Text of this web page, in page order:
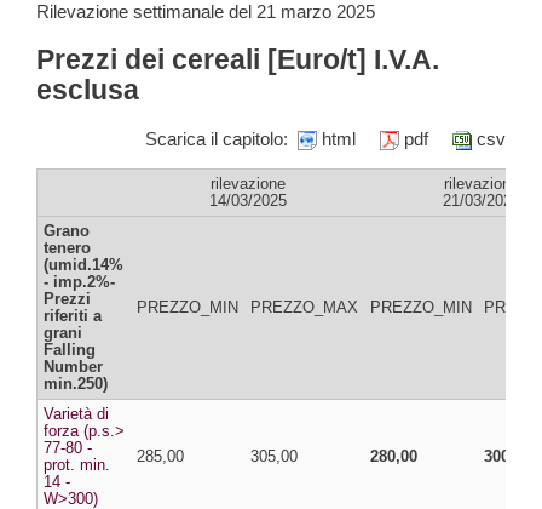
Rilevazione settimanale del 21 marzo 2025
Prezzi dei cereali [Euro/t] I.V.A.
esclusa
Scarica il capitolo: html pdf csv
rilevazione
14/03/2025
rilevazione
21/03/2025
Grano
tenero
(umid.14%
- imp.2%-
Prezzi
riferiti a
grani
Falling
Number
min.250)
PREZZO_MIN PREZZO_MAX PREZZO_MIN
Varietà di
forza (p.s.>
77-80 -
prot. min.
14 -
W>300)
285,00 305,00 280,00 300,00